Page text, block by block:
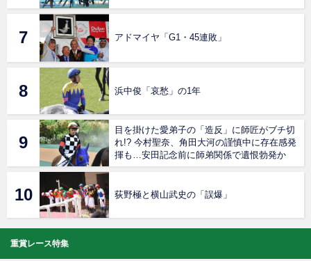
アドマイヤ「G1・45連敗」
浜中俊「哀愁」の1年
目を掛けた愛弟子の「造反」に師匠がブチ切
れ!? 今村聖奈、角田大河の謹慎中に存在感発
揮も…安田記念前に師弟関係で遺恨勃発か
荻野極と横山武史の「誤爆」
重賞レース特集